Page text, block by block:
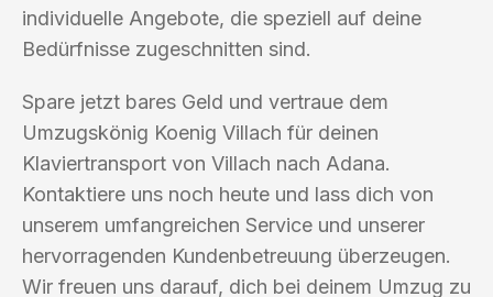
individuelle Angebote, die speziell auf deine
Bedürfnisse zugeschnitten sind.
Spare jetzt bares Geld und vertraue dem
Umzugskönig Koenig Villach für deinen
Klaviertransport von Villach nach Adana.
Kontaktiere uns noch heute und lass dich von
unserem umfangreichen Service und unserer
hervorragenden Kundenbetreuung überzeugen.
Wir freuen uns darauf, dich bei deinem Umzug zu